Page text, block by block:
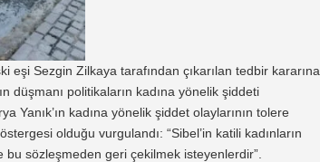
eşi Sezgin Zilkaya tarafından çıkarılan tedbir kararına
düşmanı politikaların kadına yönelik şiddeti
Yanık’ın kadına yönelik şiddet olaylarının tolere
olduğu vurgulandı: “Sibel’in katili kadınların
sözleşmeden geri çekilmek isteyenlerdir”.